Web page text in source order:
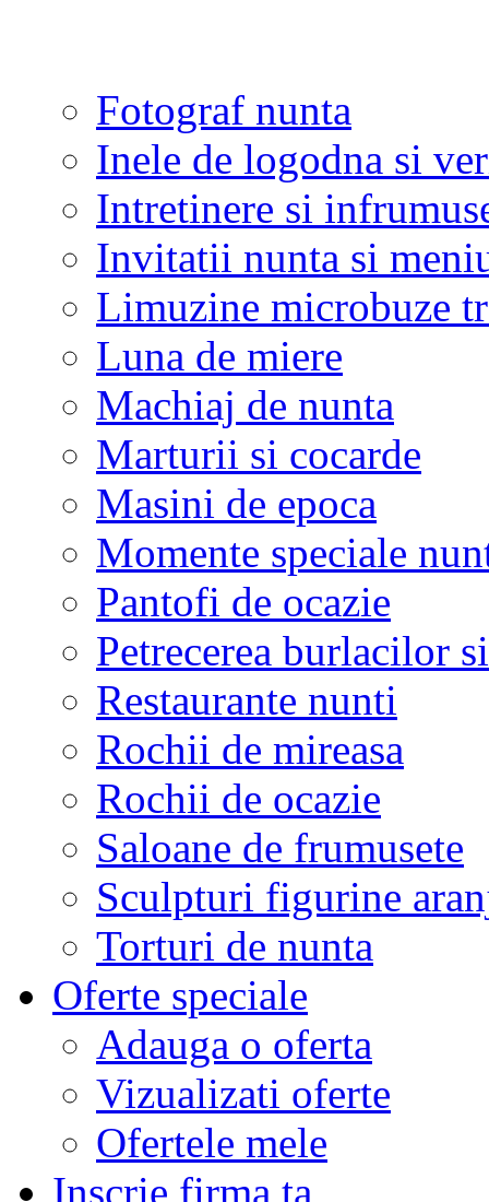
Fotograf nunta
Inele de logodna si
Intretinere si
Invitatii nunta si
Limuzine microbuze
Luna de miere
Machiaj de nunta
Marturii si cocarde
Masini de epoca
Momente speciale
Pantofi de ocazie
Petrecerea burlacilor
Restaurante nunti
Rochii de mireasa
Rochii de ocazie
Saloane de frumusete
Sculpturi figurine
Torturi de nunta
Oferte speciale
Adauga o oferta
Vizualizati oferte
Ofertele mele
Inscrie firma ta